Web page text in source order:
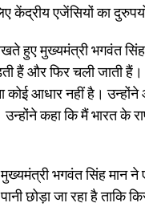
एजेंसियों का
हुए मुख्यमंत्री भगवंत सिंह
हैं और फिर चली जाती
आधार नहीं है। उन्होंने
कहा कि मैं भारत के
भगवंत सिंह मान
छोड़ा जा रहा है